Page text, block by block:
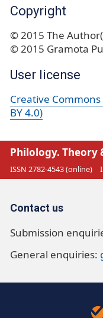
Copyright
© 2015 The
© 2015 Gramota
User license
Creative
BY 4.0)
Philology. Theory
ISSN 2782-4543 (online)
Contact us
Submission
General enquiries: